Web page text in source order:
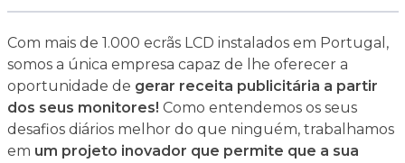
Com mais de 1.000 ecrãs LCD instalados em Portugal,
somos a única empresa capaz de lhe oferecer a
oportunidade de gerar receita publicitária a partir
dos seus monitores! Como entendemos os seus
desafios diários melhor do que ninguém, trabalhamos
em um projeto inovador que permite que a sua